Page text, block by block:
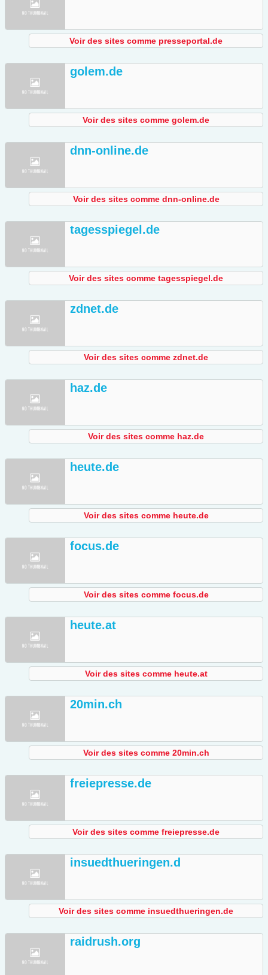
Voir des sites comme presseportal.de
golem.de
Voir des sites comme golem.de
dnn-online.de
Voir des sites comme dnn-online.de
tagesspiegel.de
Voir des sites comme tagesspiegel.de
zdnet.de
Voir des sites comme zdnet.de
haz.de
Voir des sites comme haz.de
heute.de
Voir des sites comme heute.de
focus.de
Voir des sites comme focus.de
heute.at
Voir des sites comme heute.at
20min.ch
Voir des sites comme 20min.ch
freiepresse.de
Voir des sites comme freiepresse.de
insuedthueringen.d
Voir des sites comme insuedthueringen.de
raidrush.org